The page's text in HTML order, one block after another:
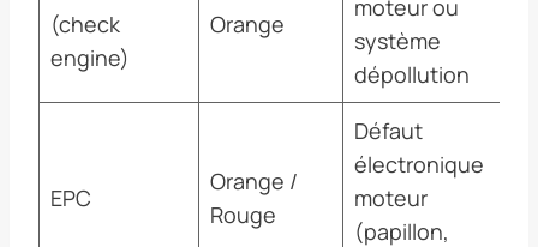
(check
engine)
Orange
moteur ou
système
dépollution
EPC
Orange /
Rouge
Défaut
électronique
moteur
(papillon,